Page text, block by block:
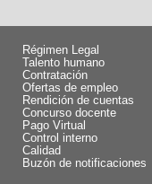
Régimen Legal
Talento humano
Contratación
Ofertas de empleo
Rendición de cuentas
Concurso docente
Pago Virtual
Control interno
Calidad
Buzón de notificaciones